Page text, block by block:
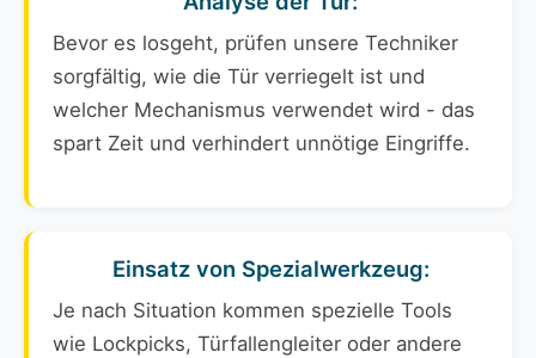
Bevor es losgeht, prüfen unsere Techniker
sorgfältig, wie die Tür verriegelt ist und
welcher Mechanismus verwendet wird - das
spart Zeit und verhindert unnötige Eingriffe.
Einsatz von Spezialwerkzeug:
Je nach Situation kommen spezielle Tools
wie Lockpicks, Türfallengleiter oder andere